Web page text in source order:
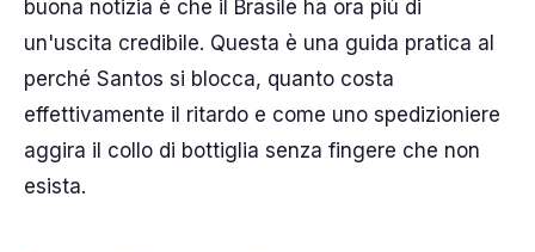
buona notizia è che il Brasile ha ora più di
un'uscita credibile. Questa è una guida pratica al
perché Santos si blocca, quanto costa
effettivamente il ritardo e come uno spedizioniere
aggira il collo di bottiglia senza fingere che non
esista.